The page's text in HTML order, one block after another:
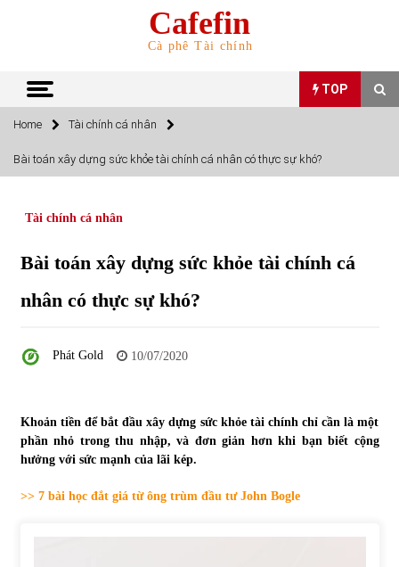
Cafefin
Cà phê Tài chính
TOP
TOP
Top 10 mặt hàng Việt Nam nhập khẩu nhiều nhất tháng
15/06/2022
Top 10 mặt hàng Việt Nam xuất khẩu nhiều nhất tháng
Tự doanh ngày 3.6.2022: CTCK mua ròng 28,7 tỷ đồng
06/06/2022
Home Tài chính cá nhân
Bài toán xây dựng sức khỏe tài chính cá nhân có thực sự khó?
Tài chính cá nhân
Bài toán xây dựng sức khỏe tài chính cá
nhân có thực sự khó?
Phát Gold 10/07/2020
Khoản tiền để bắt đầu xây dựng sức khỏe tài chính chỉ cần là một
phần nhỏ trong thu nhập, và đơn giản hơn khi bạn biết cộng
hưởng với sức mạnh của lãi kép.
>> 7 bài học đắt giá từ ông trùm đầu tư John Bogle